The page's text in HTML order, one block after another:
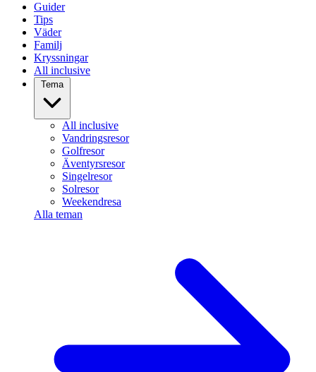
Guider
Tips
Väder
Familj
Kryssningar
All inclusive
Tema
All inclusive
Vandringsresor
Golfresor
Äventyrsresor
Singelresor
Solresor
Weekendresa
Alla teman